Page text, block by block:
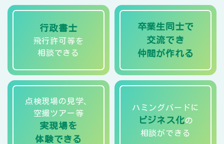
行政書士
飛行許可等を
相談できる
卒業生同士で
交流でき
仲間が作れる
点検現場の見学、
空撮ツアー等
実現場を
体験できる
ハミングバードに
ビジネス化の
相談ができる